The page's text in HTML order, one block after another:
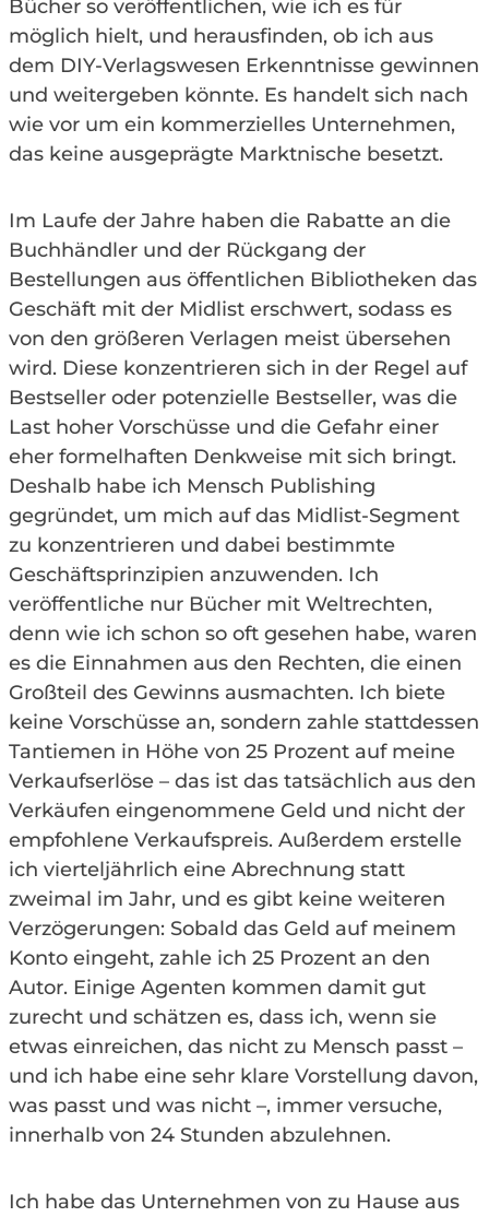
Bücher so veröffentlichen, wie ich es für
möglich hielt, und herausfinden, ob ich aus
dem DIY-Verlagswesen Erkenntnisse gewinnen
und weitergeben könnte. Es handelt sich nach
wie vor um ein kommerzielles Unternehmen,
das keine ausgeprägte Marktnische besetzt.
Im Laufe der Jahre haben die Rabatte an die
Buchhändler und der Rückgang der
Bestellungen aus öffentlichen Bibliotheken das
Geschäft mit der Midlist erschwert, sodass es
von den größeren Verlagen meist übersehen
wird. Diese konzentrieren sich in der Regel auf
Bestseller oder potenzielle Bestseller, was die
Last hoher Vorschüsse und die Gefahr einer
eher formelhaften Denkweise mit sich bringt.
Deshalb habe ich Mensch Publishing
gegründet, um mich auf das Midlist-Segment
zu konzentrieren und dabei bestimmte
Geschäftsprinzipien anzuwenden. Ich
veröffentliche nur Bücher mit Weltrechten,
denn wie ich schon so oft gesehen habe, waren
es die Einnahmen aus den Rechten, die einen
Großteil des Gewinns ausmachten. Ich biete
keine Vorschüsse an, sondern zahle stattdessen
Tantiemen in Höhe von 25 Prozent auf meine
Verkaufserlöse – das ist das tatsächlich aus den
Verkäufen eingenommene Geld und nicht der
empfohlene Verkaufspreis. Außerdem erstelle
ich vierteljährlich eine Abrechnung statt
zweimal im Jahr, und es gibt keine weiteren
Verzögerungen: Sobald das Geld auf meinem
Konto eingeht, zahle ich 25 Prozent an den
Autor. Einige Agenten kommen damit gut
zurecht und schätzen es, dass ich, wenn sie
etwas einreichen, das nicht zu Mensch passt –
und ich habe eine sehr klare Vorstellung davon,
was passt und was nicht –, immer versuche,
innerhalb von 24 Stunden abzulehnen.
Ich habe das Unternehmen von zu Hause aus